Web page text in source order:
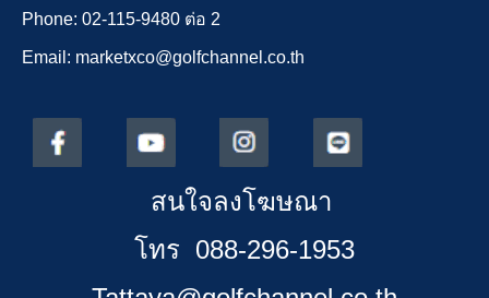
Phone: 02-115-9480 ต่อ 2
Email: marketxco@golfchannel.co.th
สนใจลงโฆษณา
โทร 088-296-1953